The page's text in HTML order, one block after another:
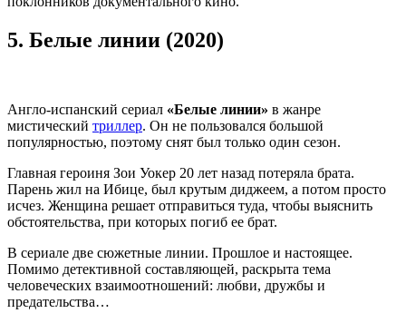
5. Белые линии (2020)
Англо-испанский сериал «Белые линии» в жанре
мистический триллер. Он не пользовался большой
популярностью, поэтому снят был только один сезон.
Главная героиня Зои Уокер 20 лет назад потеряла брата.
Парень жил на Ибице, был крутым диджеем, а потом просто
исчез. Женщина решает отправиться туда, чтобы выяснить
обстоятельства, при которых погиб ее брат.
В сериале две сюжетные линии. Прошлое и настоящее.
Помимо детективной составляющей, раскрыта тема
человеческих взаимоотношений: любви, дружбы и
предательства…